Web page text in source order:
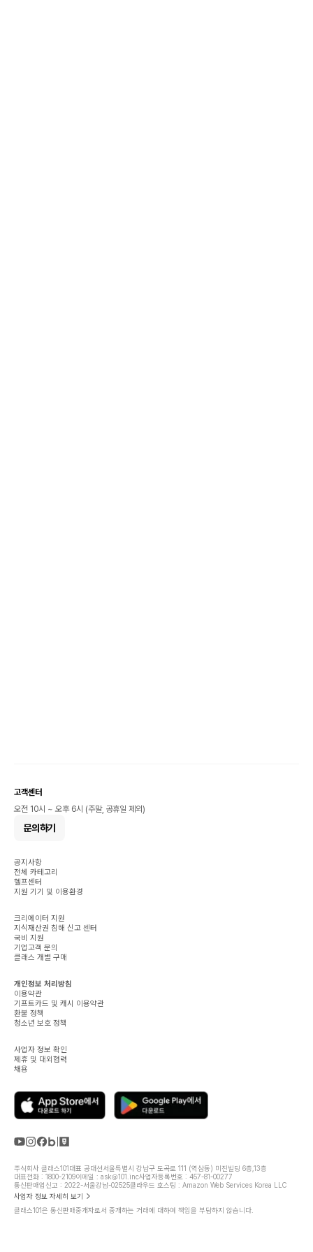
고객센터
오전 10시 ~ 오후 6시 (주말, 공휴일 제외)
문의하기
공지사항
전체 카테고리
헬프센터
지원 기기 및 이용환경
크리에이터 지원
지식재산권 침해 신고 센터
국비 지원
기업고객 문의
클래스 개별 구매
개인정보 처리방침
이용약관
기프트카드 및 캐시 이용약관
환불 정책
청소년 보호 정책
사업자 정보 확인
제휴 및 대외협력
채용
주식회사 클래스101대표 공대선서울특별시 강남구 도곡로 111 (역삼동) 미진빌딩 6층,13층
대표전화 : 1800-2109이메일 : ask@101.inc사업자등록번호 : 457-81-00277
통신판매업신고 : 2022-서울강남-02525클라우드 호스팅 : Amazon Web Services Korea LLC
사업자 정보 자세히 보기
클래스101은 통신판매중개자로서 중개하는 거래에 대하여 책임을 부담하지 않습니다.